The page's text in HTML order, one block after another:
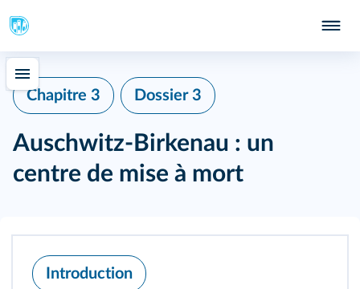
Chapitre 3 Dossier 3
Auschwitz-Birkenau : un
centre de mise à mort
Introduction